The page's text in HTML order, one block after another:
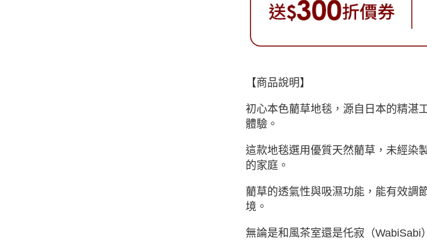
【商品說明】
初心本色藺草地毯，源自日本的精湛
體驗。
這款地毯選用優質天然藺草，未經染
的家庭。
藺草的透氣性與吸濕功能，能有效調
境。
無論是和風茶室還是仛寂（WabiSabi